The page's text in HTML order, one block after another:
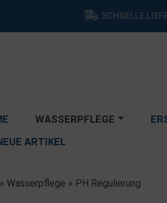
SCHNELLE
WASSERPFLEGE
ARTIKEL
» Wasserpflege » PH Regulierung